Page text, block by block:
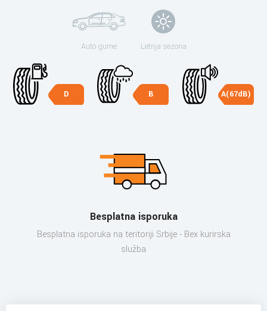
Auto gume Letnja sezona
D B A(67dB)
Besplatna isporuka
Besplatna isporuka na teritoriji Srbije - Bex kurirska
služba